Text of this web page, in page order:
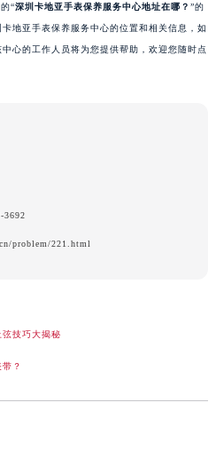
“深圳卡地亚手表保养服务中心地址在哪？ ”的
地亚手表保养服务中心的位置和相关信息，如
心的工作人员将为您提供帮助，欢迎您随时点
3692
problem/221.html
技巧大揭秘
？